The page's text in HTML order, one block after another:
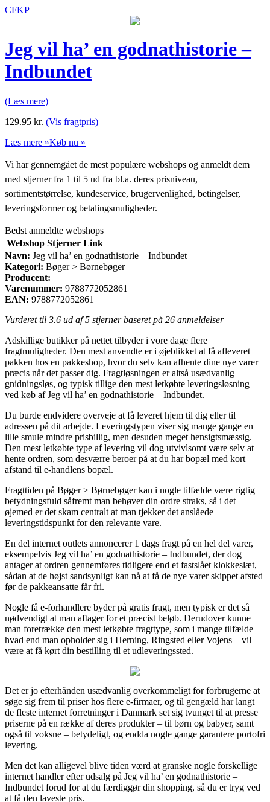
CFKP
Jeg vil ha’ en godnathistorie –
Indbundet
(Læs mere)
129.95 kr. (Vis fragtpris)
Læs mere »Køb nu »
Vi har gennemgået de mest populære webshops og anmeldt dem
med stjerner fra 1 til 5 ud fra bl.a. deres prisniveau,
sortimentstørrelse, kundeservice, brugervenlighed, betingelser,
leveringsformer og betalingsmuligheder.
Bedst anmeldte webshops
Webshop Stjerner Link
Navn: Jeg vil ha’ en godnathistorie – Indbundet
Kategori: Bøger > Børnebøger
Producent:
Varenummer: 9788772052861
EAN: 9788772052861
Vurderet til 3.6 ud af 5 stjerner baseret på 26 anmeldelser
Adskillige butikker på nettet tilbyder i vore dage flere
fragtmuligheder. Den mest anvendte er i øjeblikket at få afleveret
pakken hos en pakkeshop, hvor du selv kan afhente dine nye varer
præcis når det passer dig. Fragtløsningen er altså usædvanlig
gnidningsløs, og typisk tillige den mest letkøbte leveringsløsning
ved køb af Jeg vil ha’ en godnathistorie – Indbundet.
Du burde endvidere overveje at få leveret hjem til dig eller til
adressen på dit arbejde. Leveringstypen viser sig mange gange en
lille smule mindre prisbillig, men desuden meget hensigtsmæssig.
Den mest letkøbte type af levering vil dog utvivlsomt være selv at
hente ordren, som desværre beroer på at du har bopæl med kort
afstand til e-handlens bopæl.
Fragttiden på Bøger > Børnebøger kan i nogle tilfælde være rigtig
betydningsfuld såfremt man behøver din ordre straks, så i det
øjemed er det skam centralt at man tjekker det anslåede
leveringstidspunkt for den relevante vare.
En del internet outlets annoncerer 1 dags fragt på en hel del varer,
eksempelvis Jeg vil ha’ en godnathistorie – Indbundet, der dog
antager at ordren gennemføres tidligere end et fastslået klokkeslæt,
sådan at de højst sandsynligt kan nå at få de nye varer skippet afsted
før de pakkeansatte får fri.
Nogle få e-forhandlere byder på gratis fragt, men typisk er det så
nødvendigt at man aftager for et præcist beløb. Derudover kunne
man foretrække den mest letkøbte fragttype, som i mange tilfælde –
hvad end man opholder sig i Herning, Ringsted eller Vojens – vil
være at få kørt din bestilling til et udleveringssted.
Det er jo efterhånden usædvanlig overkommeligt for forbrugerne at
søge sig frem til priser hos flere e-firmaer, og til gengæld har langt
de fleste internet forretninger i Danmark set sig tvunget til at presse
priserne på en række af deres produkter – til børn og babyer, samt
også til voksne – betydeligt, og endda nogle gange garantere portofri
levering.
Men det kan alligevel blive tiden værd at granske nogle forskellige
internet handler efter udsalg på Jeg vil ha’ en godnathistorie –
Indbundet forud for at du færdiggør din shopping, så du er tryg ved
at få den laveste pris.